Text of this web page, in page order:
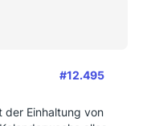
#12.495
der Einhaltung von